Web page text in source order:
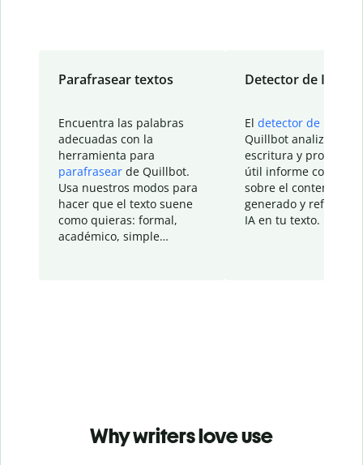
Parafrasear textos
Encuentra las palabras
adecuadas con la
herramienta para
parafrasear de Quillbot.
Usa nuestros modos para
hacer que el texto suene
como quieras: formal,
académico, simple…
Detector de IA
El detector de IA
Quillbot analiza tu
escritura y
útil informe con
sobre el contenido
generado y refinado
IA en tu texto.
Why writers love use